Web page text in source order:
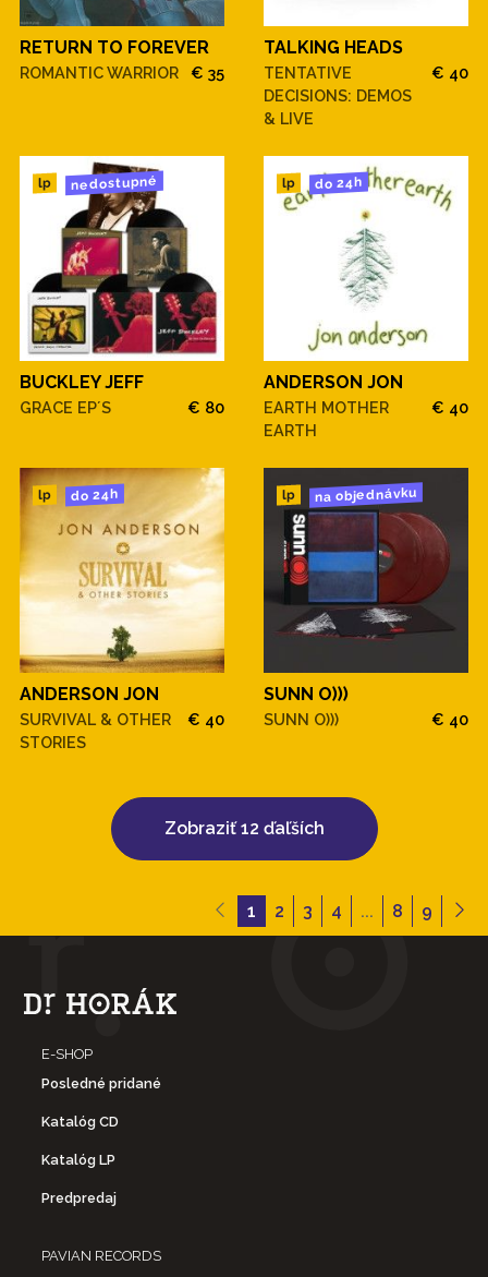
RETURN TO FOREVER
ROMANTIC WARRIOR € 35
TALKING HEADS
TENTATIVE
DECISIONS: DEMOS
& LIVE
€ 40
lp nedostupné
BUCKLEY JEFF
GRACE EP´S € 80
lp do 24h
ANDERSON JON
EARTH MOTHER
EARTH
€ 40
lp do 24h
ANDERSON JON
SURVIVAL & OTHER
STORIES
€ 40
lp na objednávku
SUNN O)))
SUNN O))) € 40
Zobraziť 12 ďaľších
1 2 3 4 ... 8 9
E-SHOP
Posledné pridané
Katalóg CD
Katalóg LP
Predpredaj
PAVIAN RECORDS